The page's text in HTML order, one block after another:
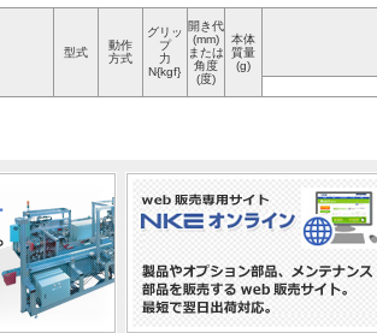
型式
動作
方式
グリッ
プ
力
N{kgf}
開き代
(mm)
または
角度
(度)
本体
質量
(g)